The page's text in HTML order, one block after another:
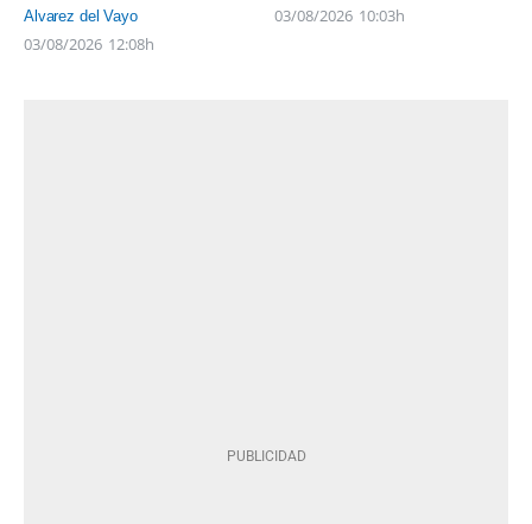
Alvarez del Vayo
03/08/2026 12:08h
03/08/2026 10:03h